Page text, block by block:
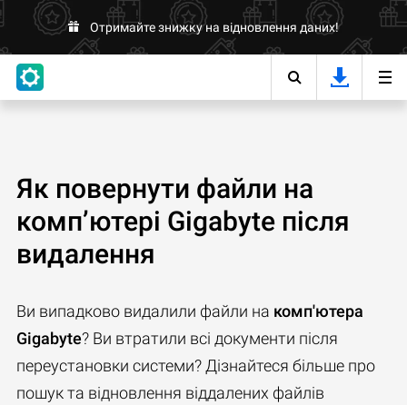
Отримайте знижку на відновлення даних!
Як повернути файли на
комп’ютері Gigabyte після
видалення
Ви випадково видалили файли на комп'ютера
Gigabyte? Ви втратили всі документи після
переустановки системи? Дізнайтеся більше про
пошук та відновлення віддалених файлів